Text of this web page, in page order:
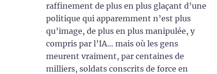
raffinement de plus en plus glaçant d’une
politique qui apparemment n’est plus
qu’image, de plus en plus manipulée, y
compris par l’IA… mais où les gens
meurent vraiment, par centaines de
milliers, soldats conscrits de force en